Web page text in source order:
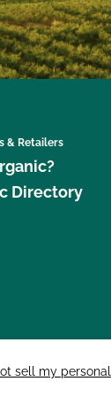
& Retailers
Directory
Suite 248, Santa
sell my